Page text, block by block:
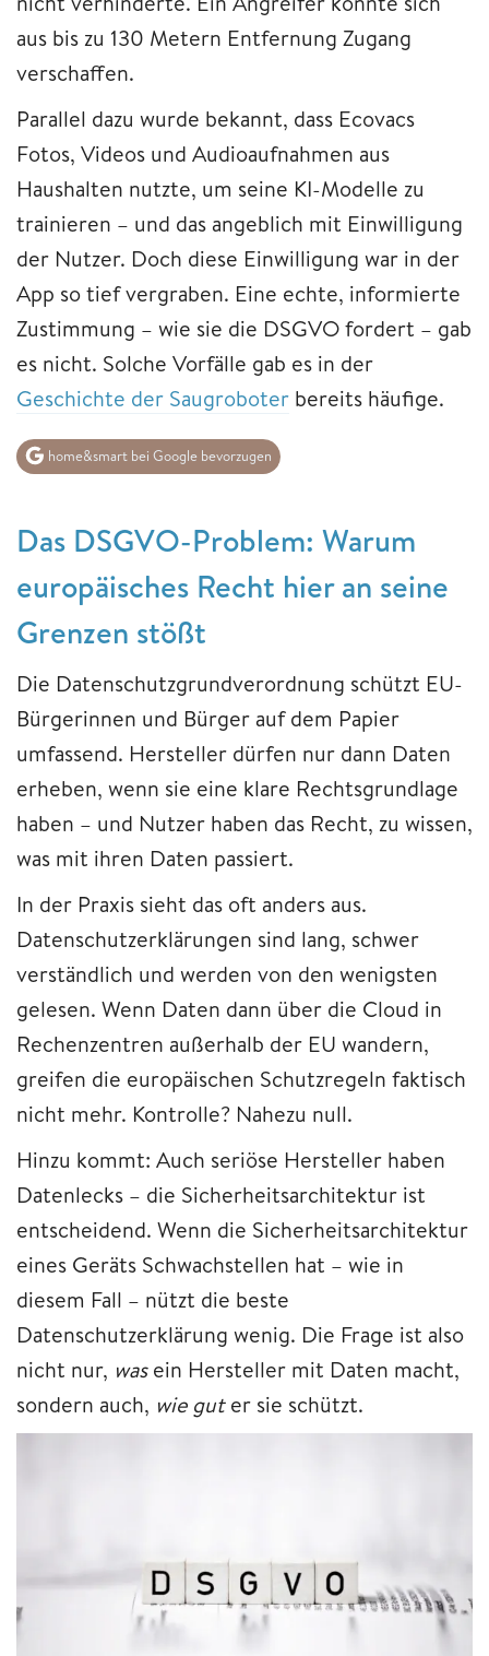
aus bis zu 130 Metern Entfernung Zugang
verschaffen.
Parallel dazu wurde bekannt, dass Ecovacs
Fotos, Videos und Audioaufnahmen aus
Haushalten nutzte, um seine KI-Modelle zu
trainieren – und das angeblich mit Einwilligung
der Nutzer. Doch diese Einwilligung war in der
App so tief vergraben. Eine echte, informierte
Zustimmung – wie sie die DSGVO fordert – gab
es nicht. Solche Vorfälle gab es in der
Geschichte der Saugroboter bereits häufige.
home&smart bei Google bevorzugen
Das DSGVO-Problem: Warum
europäisches Recht hier an seine
Grenzen stößt
Die Datenschutzgrundverordnung schützt EU-
Bürgerinnen und Bürger auf dem Papier
umfassend. Hersteller dürfen nur dann Daten
erheben, wenn sie eine klare Rechtsgrundlage
haben – und Nutzer haben das Recht, zu wissen,
was mit ihren Daten passiert.
In der Praxis sieht das oft anders aus.
Datenschutzerklärungen sind lang, schwer
verständlich und werden von den wenigsten
gelesen. Wenn Daten dann über die Cloud in
Rechenzentren außerhalb der EU wandern,
greifen die europäischen Schutzregeln faktisch
nicht mehr. Kontrolle? Nahezu null.
Hinzu kommt: Auch seriöse Hersteller haben
Datenlecks – die Sicherheitsarchitektur ist
entscheidend. Wenn die Sicherheitsarchitektur
eines Geräts Schwachstellen hat – wie in
diesem Fall – nützt die beste
Datenschutzerklärung wenig. Die Frage ist also
nicht nur, wasein Hersteller mit Daten macht,
sondern auch, wie guter sie schützt.